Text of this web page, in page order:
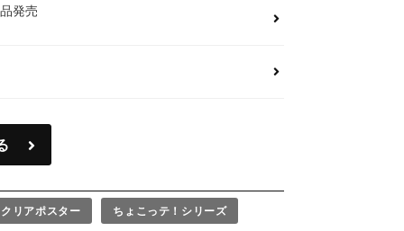
発売
クリアポスター ちょこっテ！シリーズ